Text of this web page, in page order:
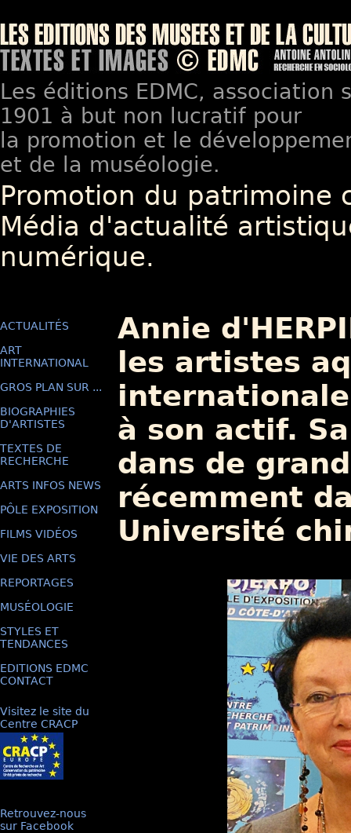
Les éditions EDMC, association
1901 à but non lucratif pour
la promotion et le
et de la muséologie.
Promotion du patrimoine
Média d'actualité
numérique.
ACTUALITÉS
ART
INTERNATIONAL
GROS PLAN SUR ...
BIOGRAPHIES
D'ARTISTES
TEXTES DE
RECHERCHE
ARTS INFOS NEWS
PÔLE EXPOSITION
FILMS VIDÉOS
VIE DES ARTS
REPORTAGES
MUSÉOLOGIE
STYLES ET
TENDANCES
EDITIONS EDMC
CONTACT
Visitez le site du
Centre CRACP
Retrouvez-nous
sur Facebook
Annie
les artistes
à son actif.
dans de
récemment
Université